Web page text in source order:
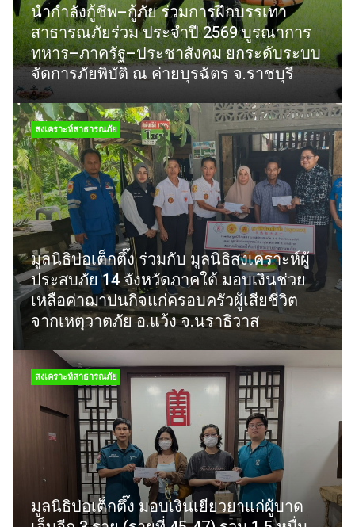
นำกำลังกู้ชีพ–กู้ภัย ร่วมการฝึกบรรเทา
สาธารณภัยร่วม ประจำปี 2569 บูรณาการ
ทหาร–ภาครัฐ–ประชาสังคม ยกระดับระบบ
จัดการภัยพิบัติ ณ ค่ายบุรฉัตร จ.ราชบุรี
สงเคราะห์สาธารณภัย
มูลนิธิป่อเต็กตึ๊ง ร่วมกับ มูลนิธิสงเคราะห์ผู้
ประสบภัย 14 จังหวัดภาคใต้ มอบเงินช่วย
เหลือค่าฌาปนกิจแก่ครอบครัวผู้เสียชีวิต
จากเหตุวาตภัย อ.แว้ง จ.นราธิวาส
สงเคราะห์สาธารณภัย
มูลนิธิป่อเต็กตึ๊ง มอบเงินเยียวยาแก่ผู้บาด